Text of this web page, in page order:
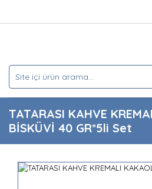
TATARASI KAHVE
BİSKÜVİ 40 GR*5li Set